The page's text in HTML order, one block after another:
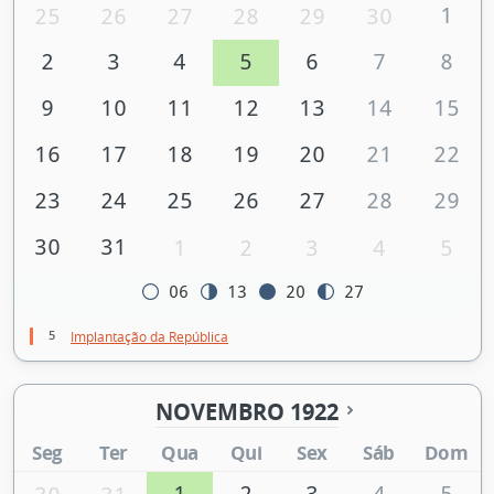
25 26 27 28 29 30
1
2
3 4 5 6 7
8
9
10 11 12 13 14
15
16
17 18 19 20 21
22
23
24 25 26 27 28
29
30
31 1 2 3 4 5
06 13 20 27
5 Implantação da República
NOVEMBRO 1922
Seg Ter Qua Qui Sex Sáb Dom